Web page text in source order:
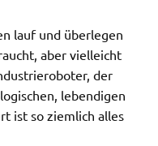
lauf und überlegen
aber vielleicht
der
lebendigen
ist so ziemlich alles